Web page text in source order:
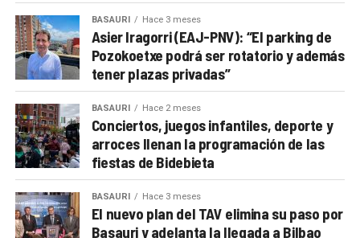
BASAURI Hace 3 meses
Asier Iragorri (EAJ-PNV): “El parking de
Pozokoetxe podrá ser rotatorio y además
tener plazas privadas”
BASAURI Hace 2 meses
Conciertos, juegos infantiles, deporte y
arroces llenan la programación de las
fiestas de Bidebieta
BASAURI Hace 3 meses
El nuevo plan del TAV elimina su paso por
Basauri y adelanta la llegada a Bilbao